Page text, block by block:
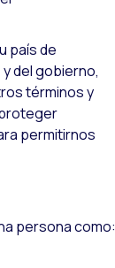
país de
del gobierno,
términos y
permitirnos
persona como: